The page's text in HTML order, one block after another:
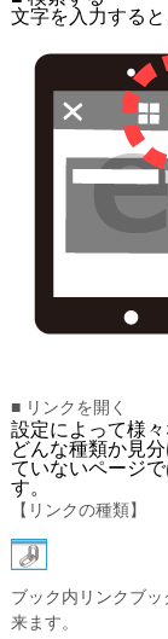
文字を入力する
■ リンクを開く
設定によって様
どんな種類か見
ていないページ
す。
【リンクの種類】
ブック内リンクブッ
来ます。